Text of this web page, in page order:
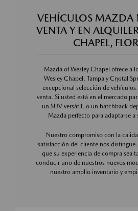
VEHÍCULOS MAZDA
VENTA Y EN
CHAPEL,
Mazda of Wesley Chapel ofrece a
Wesley Chapel, Tampa y Crystal
excepcional selección de vehículos
venta. Si usted está en el mercado
un SUV versátil, o un hatchback
Mazda perfecto para adaptarse a
Nuestro compromiso con la
satisfacción del cliente nos
que su experiencia de compra sea
conducir uno de nuestros nuevos
nuestro amplio inventario y